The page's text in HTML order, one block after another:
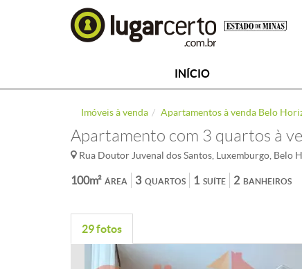
INÍCIO
Imóveis à venda Apartamentos à venda Belo
Apartamento com 3 quartos à
Rua Doutor Juvenal dos Santos, Luxemburgo, Belo
ÁREA
100m² QUARTOS
3 SUÍTE
1 BANHEIROS
2
29 fotos